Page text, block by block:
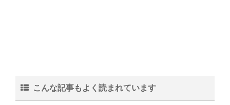
こんな記事もよく読まれています